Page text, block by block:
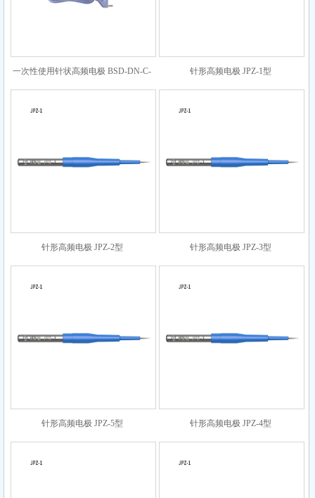
一次性使用针状高频电极 BSD-DN-C-
3-185-10
针形高频电极 JPZ-1型
针形高频电极 JPZ-2型 针形高频电极 JPZ-3型
针形高频电极 JPZ-5型 针形高频电极 JPZ-4型